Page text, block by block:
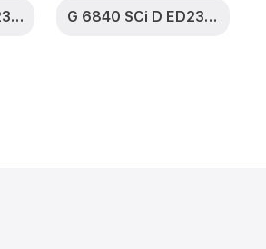
G 6840 SCi D HB230 2,0 G 6840 SCi D ED230 2,0 CLST